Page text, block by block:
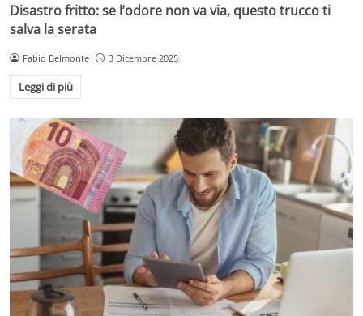
Disastro fritto: se l’odore non va via, questo trucco ti
salva la serata
Fabio Belmonte 3 Dicembre 2025
Leggi di più